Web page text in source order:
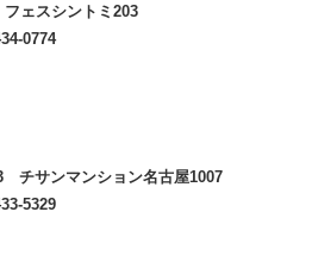
ェスシントミ203
0774
チサンマンション名古屋1007
5329